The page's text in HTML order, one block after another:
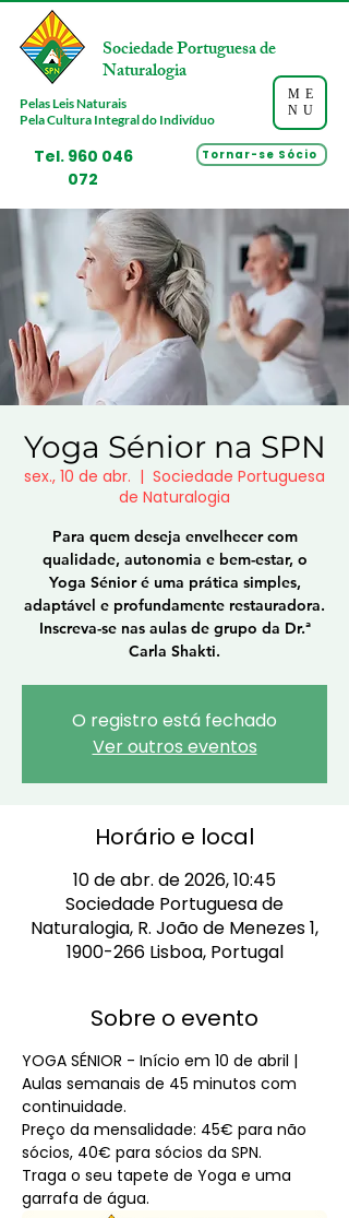
ME
NU
Tel. 960 046
072
Sociedade Portuguesa de
Naturalogia
Pelas Leis Naturais
Pela Cultura Integral do Indivíduo
Tornar-se Sócio
Yoga Sénior na SPN
sex., 10 de abr.
  |
Sociedade Portuguesa
de Naturalogia
Para quem deseja envelhecer com
qualidade, autonomia e bem-estar, o
Yoga Sénior é uma prática simples,
adaptável e profundamente restauradora.
Inscreva-se nas aulas de grupo da Dr.ª
Carla Shakti.
O registro está fechado
Ver outros eventos
Horário e local
10 de abr. de 2026, 10:45
Sociedade Portuguesa de
Naturalogia, R. João de Menezes 1,
1900-266 Lisboa, Portugal
Sobre o evento
YOGA SÉNIOR - Início em 10 de abril |
Aulas semanais de 45 minutos com
continuidade.
Preço da mensalidade: 45€ para não
sócios, 40€ para sócios da SPN.
Traga o seu tapete de Yoga e uma
garrafa de água.